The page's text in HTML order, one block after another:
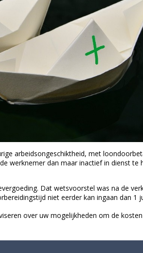
arbeidsongeschiktheid, met
werknemer dan maar inactief in dienst te
Dat wetsvoorstel was na de
niet eerder kan ingaan dan 1
over uw mogelijkheden om de